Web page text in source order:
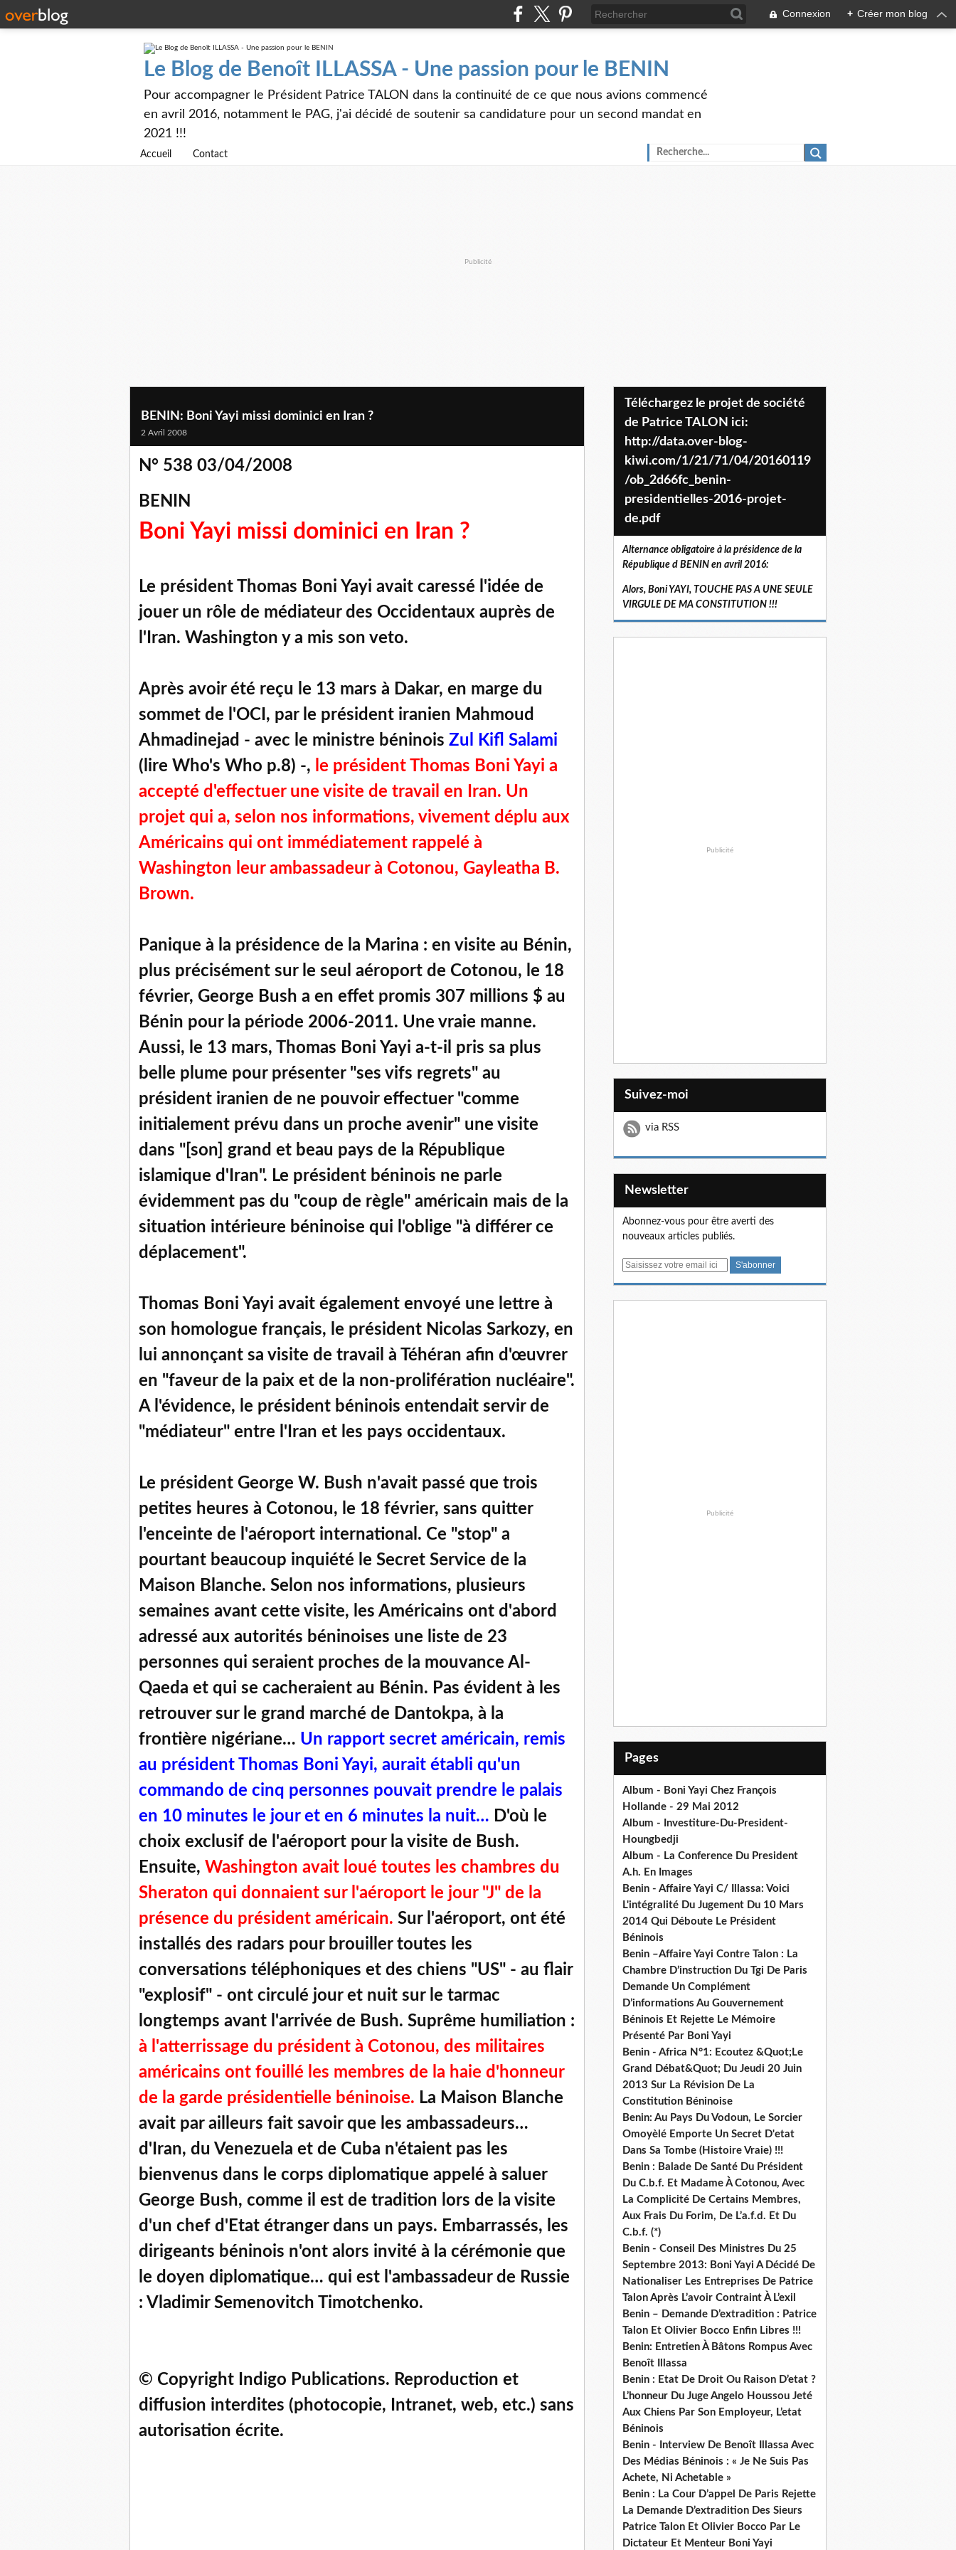
Connexion + Créer mon blog
Le Blog de Benoît ILLASSA - Une passion pour le BENIN
Pour accompagner le Président Patrice TALON dans la continuité de ce que nous avions commencé
en avril 2016, notamment le PAG, j'ai décidé de soutenir sa candidature pour un second mandat en
2021 !!!
Accueil Contact
Publicité
BENIN: Boni Yayi missi dominici en Iran ?
2 Avril 2008
N° 538 03/04/2008
BENIN
Boni Yayi missi dominici en Iran ?
Le président Thomas Boni Yayi avait caressé l'idée de
jouer un rôle de médiateur des Occidentaux auprès de
l'Iran. Washington y a mis son veto.
Après avoir été reçu le 13 mars à Dakar, en marge du
sommet de l'OCI, par le président iranien Mahmoud
Ahmadinejad - avec le ministre béninois Zul Kifl Salami
(lire Who's Who p.8) -, le président Thomas Boni Yayi a
accepté d'effectuer une visite de travail en Iran. Un
projet qui a, selon nos informations, vivement déplu aux
Américains qui ont immédiatement rappelé à
Washington leur ambassadeur à Cotonou, Gayleatha B.
Brown.
Panique à la présidence de la Marina : en visite au Bénin,
plus précisément sur le seul aéroport de Cotonou, le 18
février, George Bush a en effet promis 307 millions $ au
Bénin pour la période 2006-2011. Une vraie manne.
Aussi, le 13 mars, Thomas Boni Yayi a-t-il pris sa plus
belle plume pour présenter "ses vifs regrets" au
président iranien de ne pouvoir effectuer "comme
initialement prévu dans un proche avenir" une visite
dans "[son] grand et beau pays de la République
islamique d'Iran". Le président béninois ne parle
évidemment pas du "coup de règle" américain mais de la
situation intérieure béninoise qui l'oblige "à différer ce
déplacement".
Thomas Boni Yayi avait également envoyé une lettre à
son homologue français, le président Nicolas Sarkozy, en
lui annonçant sa visite de travail à Téhéran afin d'œuvrer
en "faveur de la paix et de la non-prolifération nucléaire".
A l'évidence, le président béninois entendait servir de
"médiateur" entre l'Iran et les pays occidentaux.
Le président George W. Bush n'avait passé que trois
petites heures à Cotonou, le 18 février, sans quitter
l'enceinte de l'aéroport international. Ce "stop" a
pourtant beaucoup inquiété le Secret Service de la
Maison Blanche. Selon nos informations, plusieurs
semaines avant cette visite, les Américains ont d'abord
adressé aux autorités béninoises une liste de 23
personnes qui seraient proches de la mouvance Al-
Qaeda et qui se cacheraient au Bénin. Pas évident à les
retrouver sur le grand marché de Dantokpa, à la
frontière nigériane… Un rapport secret américain, remis
au président Thomas Boni Yayi, aurait établi qu'un
commando de cinq personnes pouvait prendre le palais
en 10 minutes le jour et en 6 minutes la nuit… D'où le
choix exclusif de l'aéroport pour la visite de Bush.
Ensuite, Washington avait loué toutes les chambres du
Sheraton qui donnaient sur l'aéroport le jour "J" de la
présence du président américain. Sur l'aéroport, ont été
installés des radars pour brouiller toutes les
conversations téléphoniques et des chiens "US" - au flair
"explosif" - ont circulé jour et nuit sur le tarmac
longtemps avant l'arrivée de Bush. Suprême humiliation :
à l'atterrissage du président à Cotonou, des militaires
américains ont fouillé les membres de la haie d'honneur
de la garde présidentielle béninoise. La Maison Blanche
avait par ailleurs fait savoir que les ambassadeurs…
d'Iran, du Venezuela et de Cuba n'étaient pas les
bienvenus dans le corps diplomatique appelé à saluer
George Bush, comme il est de tradition lors de la visite
d'un chef d'Etat étranger dans un pays. Embarrassés, les
dirigeants béninois n'ont alors invité à la cérémonie que
le doyen diplomatique… qui est l'ambassadeur de Russie
: Vladimir Semenovitch Timotchenko.
© Copyright Indigo Publications. Reproduction et
diffusion interdites (photocopie, Intranet, web, etc.) sans
autorisation écrite.
Téléchargez le projet de société
de Patrice TALON ici:
http://data.over-blog-
kiwi.com/1/21/71/04/20160119
/ob_2d66fc_benin-
presidentielles-2016-projet-
de.pdf
Alternance obligatoire à la présidence de la
République d BENIN en avril 2016:
Alors, Boni YAYI, TOUCHE PAS A UNE SEULE
VIRGULE DE MA CONSTITUTION !!!
Publicité
Suivez-moi
via RSS
Newsletter
Abonnez-vous pour être averti des
nouveaux articles publiés.
E
Publicité
Pages
Album - Boni Yayi Chez François
Hollande - 29 Mai 2012
Album - Investiture-Du-President-
Houngbedji
Album - La Conference Du President
A.h. En Images
Benin - Affaire Yayi C/ Illassa: Voici
L'intégralité Du Jugement Du 10 Mars
2014 Qui Déboute Le Président
Béninois
Benin –Affaire Yayi Contre Talon : La
Chambre D’instruction Du Tgi De Paris
Demande Un Complément
D’informations Au Gouvernement
Béninois Et Rejette Le Mémoire
Présenté Par Boni Yayi
Benin - Africa N°1: Ecoutez &Quot;Le
Grand Débat&Quot; Du Jeudi 20 Juin
2013 Sur La Révision De La
Constitution Béninoise
Benin: Au Pays Du Vodoun, Le Sorcier
Omoyèlé Emporte Un Secret D'etat
Dans Sa Tombe (Histoire Vraie) !!!
Benin : Balade De Santé Du Président
Du C.b.f. Et Madame À Cotonou, Avec
La Complicité De Certains Membres,
Aux Frais Du Forim, De L’a.f.d. Et Du
C.b.f. (*)
Benin - Conseil Des Ministres Du 25
Septembre 2013: Boni Yayi A Décidé De
Nationaliser Les Entreprises De Patrice
Talon Après L’avoir Contraint À L’exil
Benin – Demande D’extradition : Patrice
Talon Et Olivier Bocco Enfin Libres !!!
Benin: Entretien À Bâtons Rompus Avec
Benoît Illassa
Benin : Etat De Droit Ou Raison D’etat ?
L’honneur Du Juge Angelo Houssou Jeté
Aux Chiens Par Son Employeur, L’etat
Béninois
Benin - Interview De Benoît Illassa Avec
Des Médias Béninois : « Je Ne Suis Pas
Achete, Ni Achetable »
Benin : La Cour D’appel De Paris Rejette
La Demande D’extradition Des Sieurs
Patrice Talon Et Olivier Bocco Par Le
Dictateur Et Menteur Boni Yayi